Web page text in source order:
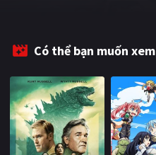
Có thể bạn muốn xem